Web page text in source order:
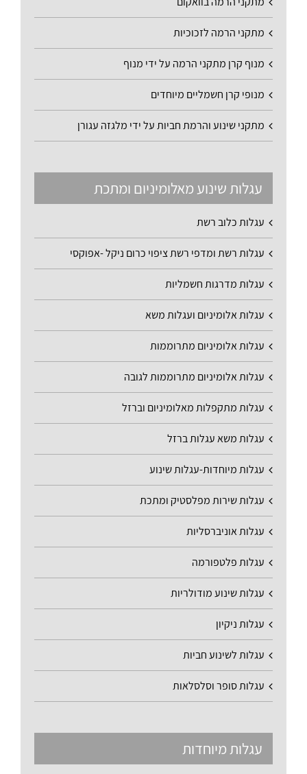
מתקני הרמה לזכוכיות
מנוף קרן מתקני הרמה על ידי מנוף
מנופי קרן חשמליים מיוחדים
מתקני שינוע והרמת חביות על ידי מלגזה עגורן
עגלות שינוע מאלומיניום ומתכת
עגלות כלוב רשת
עגלות רשת ומדפי רשת ציפוי כרום ניקל -אפוקסי
עגלות מדרגות חשמליות
עגלות אלומיניום ועגלות משא
עגלות אלומיניום מתרוממות
עגלות אלומיניום מתרוממות לגובה
עגלות מתקפלות מאלומיניום וברזל
עגלות משא עגלות ברזל
עגלות מיוחדות-עגלות שינוע
עגלות שירות מפלסטיק ומתכת
עגלות אוניברסליות
עגלות פלטפורמה
עגלות שינוע מודולריות
עגלות ניקיון
עגלות לשינוע חביות
עגלות סופר וסלסלאות
עגלות מיוחדות